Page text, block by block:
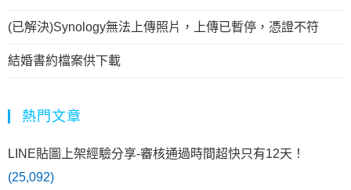
(已解決)Synology無法上傳照片，上傳已暫停，憑證不符
結婚書約檔案供下載
熱門文章
LINE貼圖上架經驗分享-審核通過時間超快只有12天！
(25,092)